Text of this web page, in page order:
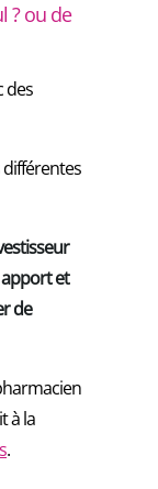
? ou de
des
différentes
et
de
à la
.